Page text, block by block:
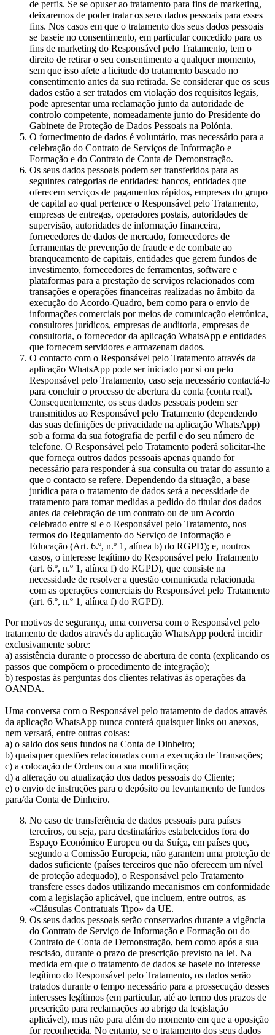
de perfis. Se se opuser ao tratamento para fins de marketing,
deixaremos de poder tratar os seus dados pessoais para esses
fins. Nos casos em que o tratamento dos seus dados pessoais
se baseie no consentimento, em particular concedido para os
fins de marketing do Responsável pelo Tratamento, tem o
direito de retirar o seu consentimento a qualquer momento,
sem que isso afete a licitude do tratamento baseado no
consentimento antes da sua retirada. Se considerar que os seus
dados estão a ser tratados em violação dos requisitos legais,
pode apresentar uma reclamação junto da autoridade de
controlo competente, nomeadamente junto do Presidente do
Gabinete de Proteção de Dados Pessoais na Polónia.
O fornecimento de dados é voluntário, mas necessário para a
celebração do Contrato de Serviços de Informação e
Formação e do Contrato de Conta de Demonstração.
Os seus dados pessoais podem ser transferidos para as
seguintes categorias de entidades: bancos, entidades que
oferecem serviços de pagamentos rápidos, empresas do grupo
de capital ao qual pertence o Responsável pelo Tratamento,
empresas de entregas, operadores postais, autoridades de
supervisão, autoridades de informação financeira,
fornecedores de dados de mercado, fornecedores de
ferramentas de prevenção de fraude e de combate ao
branqueamento de capitais, entidades que gerem fundos de
investimento, fornecedores de ferramentas, software e
plataformas para a prestação de serviços relacionados com
transações e operações financeiras realizadas no âmbito da
execução do Acordo-Quadro, bem como para o envio de
informações comerciais por meios de comunicação eletrónica,
consultores jurídicos, empresas de auditoria, empresas de
consultoria, o fornecedor da aplicação WhatsApp e entidades
que fornecem servidores e armazenam dados.
O contacto com o Responsável pelo Tratamento através da
aplicação WhatsApp pode ser iniciado por si ou pelo
Responsável pelo Tratamento, caso seja necessário contactá-lo
para concluir o processo de abertura da conta (conta real).
Consequentemente, os seus dados pessoais podem ser
transmitidos ao Responsável pelo Tratamento (dependendo
das suas definições de privacidade na aplicação WhatsApp)
sob a forma da sua fotografia de perfil e do seu número de
telefone. O Responsável pelo Tratamento poderá solicitar-lhe
que forneça outros dados pessoais apenas quando for
necessário para responder à sua consulta ou tratar do assunto a
que o contacto se refere. Dependendo da situação, a base
jurídica para o tratamento de dados será a necessidade de
tratamento para tomar medidas a pedido do titular dos dados
antes da celebração de um contrato ou de um Acordo
celebrado entre si e o Responsável pelo Tratamento, nos
termos do Regulamento do Serviço de Informação e
Educação (Art. 6.º, n.º 1, alínea b) do RGPD); e, noutros
casos, o interesse legítimo do Responsável pelo Tratamento
(art. 6.º, n.º 1, alínea f) do RGPD), que consiste na
necessidade de resolver a questão comunicada relacionada
com as operações comerciais do Responsável pelo Tratamento
(art. 6.º, n.º 1, alínea f) do RGPD).
Por motivos de segurança, uma conversa com o Responsável pelo
tratamento de dados através da aplicação WhatsApp poderá incidir
exclusivamente sobre:
a) assistência durante o processo de abertura de conta (explicando os
passos que compõem o procedimento de integração);
b) respostas às perguntas dos clientes relativas às operações da
OANDA.
Uma conversa com o Responsável pelo tratamento de dados através
da aplicação WhatsApp nunca conterá quaisquer links ou anexos,
nem versará, entre outras coisas:
a) o saldo dos seus fundos na Conta de Dinheiro;
b) quaisquer questões relacionadas com a execução de Transações;
c) a colocação de Ordens ou a sua modificação;
d) a alteração ou atualização dos dados pessoais do Cliente;
e) o envio de instruções para o depósito ou levantamento de fundos
para/da Conta de Dinheiro.
No caso de transferência de dados pessoais para países
terceiros, ou seja, para destinatários estabelecidos fora do
Espaço Económico Europeu ou da Suíça, em países que,
segundo a Comissão Europeia, não garantem uma proteção de
dados suficiente (países terceiros que não oferecem um nível
de proteção adequado), o Responsável pelo Tratamento
transfere esses dados utilizando mecanismos em conformidade
com a legislação aplicável, que incluem, entre outros, as
«Cláusulas Contratuais Tipo» da UE.
Os seus dados pessoais serão conservados durante a vigência
do Contrato de Serviço de Informação e Formação ou do
Contrato de Conta de Demonstração, bem como após a sua
rescisão, durante o prazo de prescrição previsto na lei. Na
medida em que o tratamento de dados se baseie no interesse
legítimo do Responsável pelo Tratamento, os dados serão
tratados durante o tempo necessário para a prossecução desses
interesses legítimos (em particular, até ao termo dos prazos de
prescrição para reclamações ao abrigo da legislação
aplicável), mas não para além do momento em que a oposição
for reconhecida. No entanto, se o tratamento dos seus dados